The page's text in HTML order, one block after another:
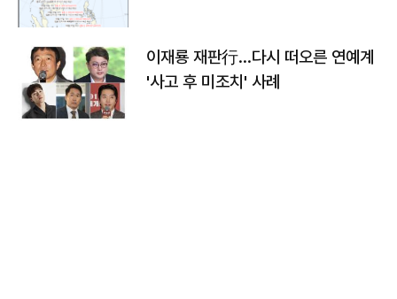
이재룡 재판行…다시 떠오른 연예계
'사고 후 미조치' 사례